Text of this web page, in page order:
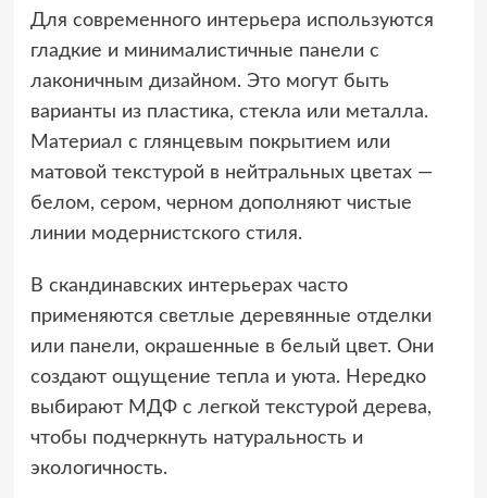
Для современного интерьера используются
гладкие и минималистичные панели с
лаконичным дизайном. Это могут быть
варианты из пластика, стекла или металла.
Материал с глянцевым покрытием или
матовой текстурой в нейтральных цветах —
белом, сером, черном дополняют чистые
линии модернистского стиля.
В скандинавских интерьерах часто
применяются светлые деревянные отделки
или панели, окрашенные в белый цвет. Они
создают ощущение тепла и уюта. Нередко
выбирают МДФ с легкой текстурой дерева,
чтобы подчеркнуть натуральность и
экологичность.